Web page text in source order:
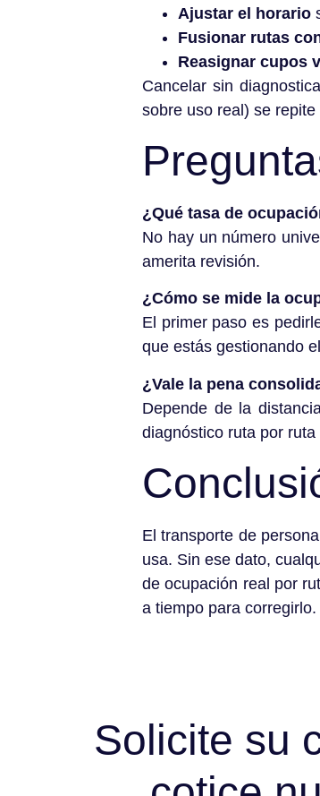
Ajustar el horario
Fusionar rutas
Reasignar cupos
Cancelar sin
sobre uso real) se
¿Qué tasa de
No hay un número
amerita revisión.
¿Cómo se mide la
El primer paso es
que estás gestionando
¿Vale la pena
Depende de la
diagnóstico ruta por
El transporte de
usa. Sin ese dato,
de ocupación real por
a tiempo para corregirlo.
Solicite su